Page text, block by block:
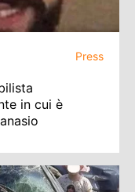
Press
in cui è